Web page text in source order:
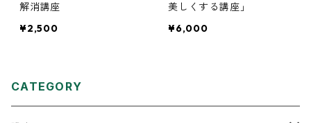
解消講座
¥2,500
美しくする講座」
¥6,000
CATEGORY